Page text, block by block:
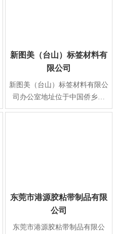
新图美（台山）标签材料有
限公司
新图美（台山）标签材料有限公
司办公室地址位于中国侨乡江
门，江门 台山市水步镇福安东
东莞市港源胶粘带制品有限
公司
东莞市港源胶粘带制品有限公